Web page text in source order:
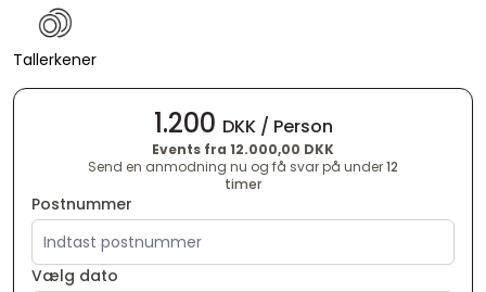
Tallerkener
1.200 DKK / Person
Events fra 12.000,00 DKK
Send en anmodning nu og få svar på under12
timer
Postnummer
Vælg dato